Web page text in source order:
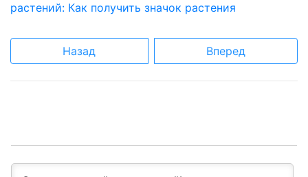
растений: Как получить значок растения
Назад Вперед